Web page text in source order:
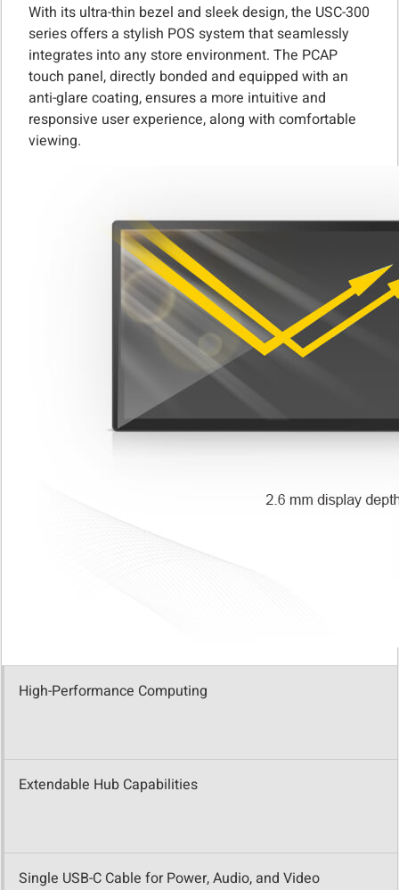
With its ultra-thin bezel and sleek design, the USC-300
series offers a stylish POS system that seamlessly
integrates into any store environment. The PCAP
touch panel, directly bonded and equipped with an
anti-glare coating, ensures a more intuitive and
responsive user experience, along with comfortable
viewing.
High-Performance Computing
Extendable Hub Capabilities
Single USB-C Cable for Power, Audio, and Video